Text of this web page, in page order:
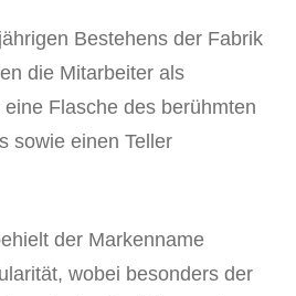
Bestehens der Fabrik
die Mitarbeiter als
Flasche des berühmten
sowie einen Teller
der Markenname
wobei besonders der